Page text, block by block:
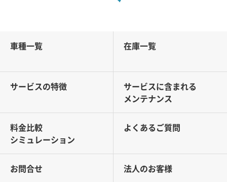
車種一覧 在庫一覧
サービスの特徴
サービスに含まれる
メンテナンス
料金比較
シミュレーション
よくあるご質問
お問合せ 法人のお客様